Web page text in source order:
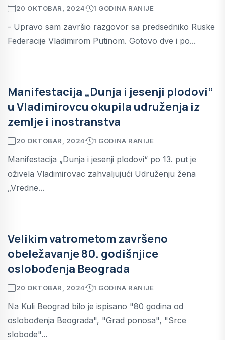
20 OKTOBAR, 2024 1 GODINA RANIJE
- Upravo sam završio razgovor sa predsedniko Ruske
Federacije Vladimirom Putinom. Gotovo dve i po...
Manifestacija „Dunja i jesenji plodovi“
u Vladimirovcu okupila udruženja iz
zemlje i inostranstva
20 OKTOBAR, 2024 1 GODINA RANIJE
Manifestacija „Dunja i jesenji plodovi“ po 13. put je
oživela Vladimirovac zahvaljujući Udruženju žena
„Vredne...
Velikim vatrometom završeno
obeležavanje 80. godišnjice
oslobođenja Beograda
20 OKTOBAR, 2024 1 GODINA RANIJE
Na Kuli Beograd bilo je ispisano "80 godina od
oslobođenja Beograda", "Grad ponosa", "Srce
slobode"...